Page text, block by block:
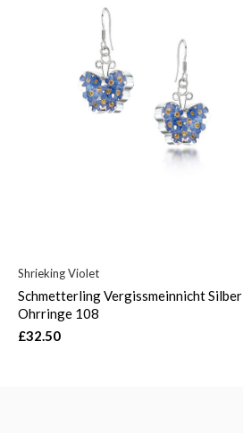
Shrieking Violet
Schmetterling Vergissmeinnicht Silber
Ohrringe 108
£32.50